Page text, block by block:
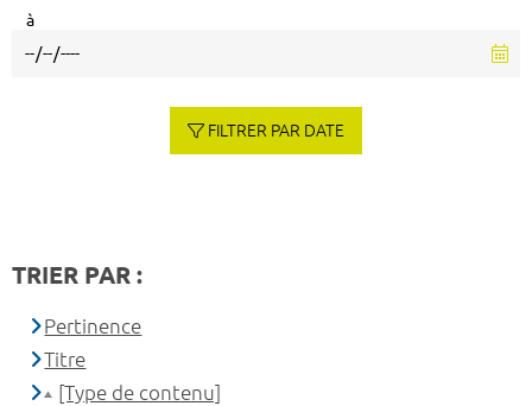
à
FILTRER PAR DATE
TRIER PAR :
Pertinence
Titre
[Type de contenu]